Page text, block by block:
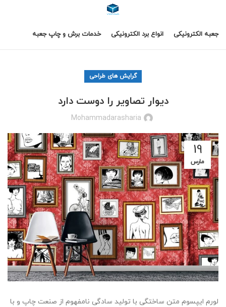
جعبه الکترونیکی انواع برد الکترونیکی خدمات برش و چاپ جعبه
گرایش های طراحی
دیوار تصاویر را دوست دارد
Mohammadarasharia
19
مارس
لورم ایپسوم متن ساختگی با تولید سادگی نامفهوم از صنعت چاپ و با